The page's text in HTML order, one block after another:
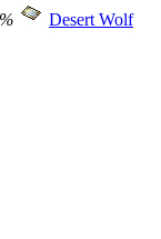
Desert Wolf